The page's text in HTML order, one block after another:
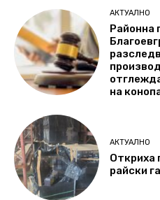
АКТУАЛНО
Районна
на
АКТУАЛНО
Откриха
райски